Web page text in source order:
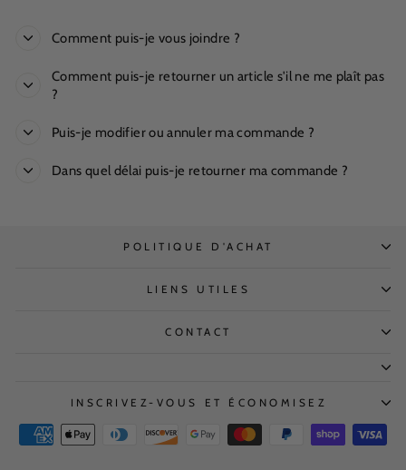
Comment puis-je vous joindre ?
Comment puis-je retourner un article s'il ne me plaît pas
?
Puis-je modifier ou annuler ma commande ?
Dans quel délai puis-je retourner ma commande ?
POLITIQUE D'ACHAT
LIENS UTILES
CONTACT
INSCRIVEZ-VOUS ET ÉCONOMISEZ